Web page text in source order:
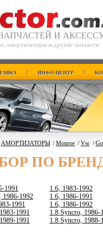
И
амортизаторы и другие запчасти
/ ИНФО-ЦЕНТР /
АМОРТИЗАТОРЫ /Monroe /Vw /
ПО
1991
1986-1992
1991
1991
1991
1.6, 1983-1992
1.6, 1986-1991
1.6, 1986-1992
1.8 Syncro, 1986-
1.8 Syncro, 1988-